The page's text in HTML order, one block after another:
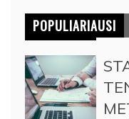
POPULIARIAUSI